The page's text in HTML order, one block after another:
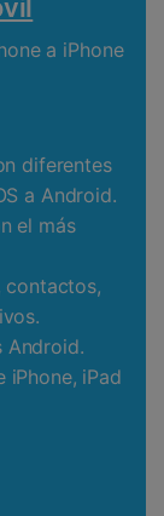
a iPhone
diferentes
a Android.
el más
contactos,
Android.
iPhone, iPad